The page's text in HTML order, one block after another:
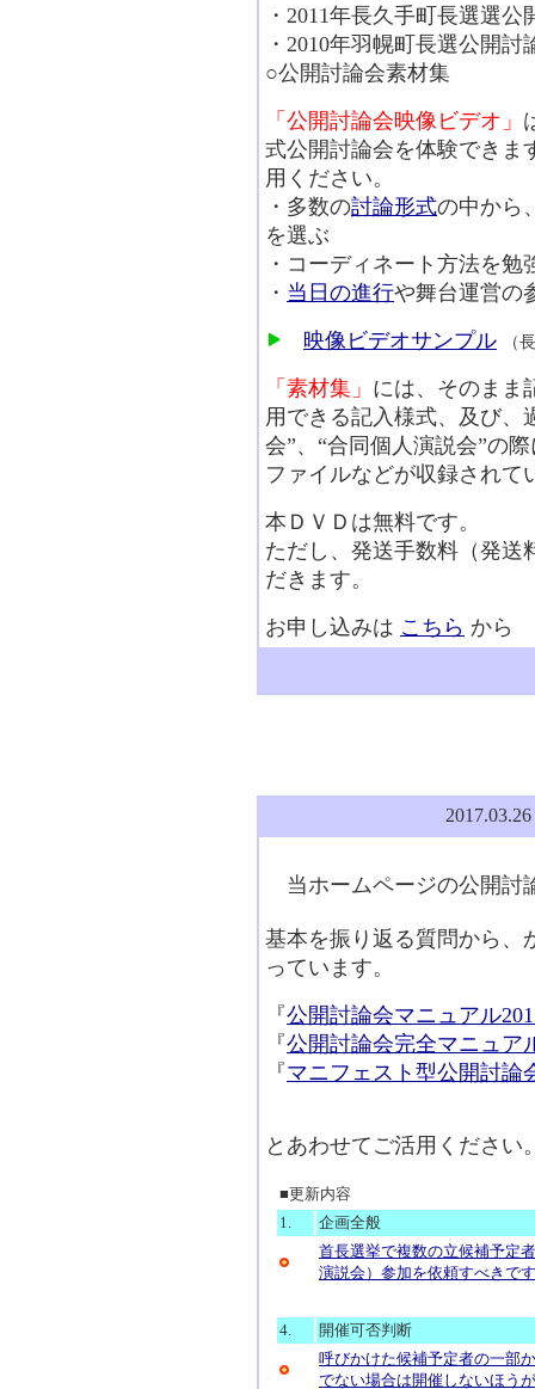
・2011年長久手町長選選
・2010年羽幌町長選公開
○公開討論会素材集
「公開討論会映像ビデオ」
式公開討論会を体験できま
用ください。
・多数の討論形式の中から
を選ぶ
・コーディネート方法を勉
・ 当日の進行や舞台運営の
映像ビデオサンプル
（
「素材集」 には、そのまま
用できる記入様式、及び、
会”、“合同個人演説会”の
ファイルなどが収録されて
本ＤＶＤは無料です。
ただし、発送手数料（発送
だきます。
お申し込みは こちら から
2017.03.26
当ホームページの公開討
基本を振り返る質問から、
っています。
『公開討論会マニュアル
『公開討論会完全マニュア
『マニフェスト型公開討論
とあわせてご活用ください
■更新内容
1.
企画全般
首長選挙で複数の立候補予定
演説会）参加を依頼すべきで
4.
開催可否判断
呼びかけた候補予定者の一部
でない場合は開催しないほう